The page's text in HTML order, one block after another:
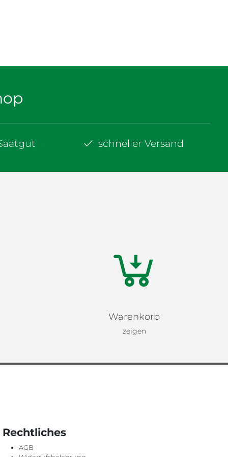
schneller Versand
Warenkorb
zeigen
Rechtliches
AGB